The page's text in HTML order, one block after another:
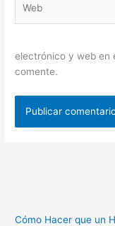
electrónico y web en
comente.
Cómo Hacer que un